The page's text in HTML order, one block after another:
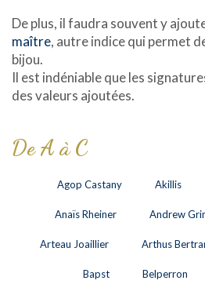
De plus, il faudra souvent y
maître, autre indice qui permet
bijou.
Il est indéniable que les
des valeurs ajoutées.
De A à C
Agop Castany Akillis
Anaïs Rheiner Andrew
Arteau Joaillier Arthus
Bapst Belperron